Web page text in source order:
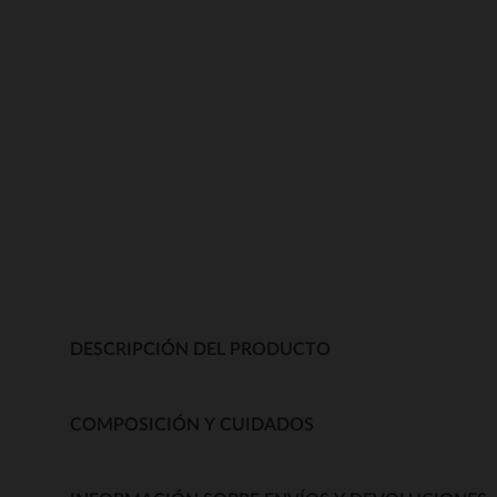
DESCRIPCIÓN DEL PRODUCTO
COMPOSICIÓN Y CUIDADOS